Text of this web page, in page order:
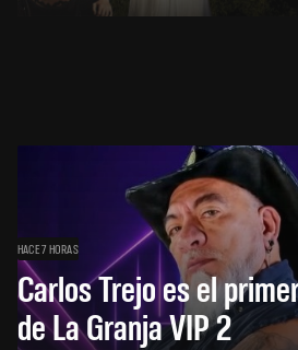
HACE 7 HORAS
Carlos Trejo es el
de La Granja VIP 2